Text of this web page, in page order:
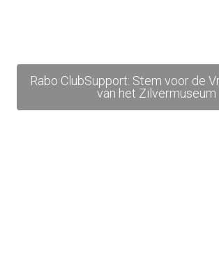
Rabo ClubSupport: Stem voor de
van het Zilvermuseum